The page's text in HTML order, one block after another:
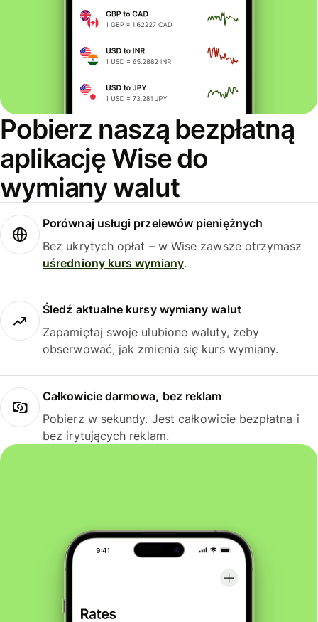
Pobierz naszą bezpłatną
aplikację Wise do
wymiany walut
Porównaj usługi przelewów pieniężnych
Bez ukrytych opłat – w Wise zawsze otrzymasz
uśredniony kurs wymiany.
Śledź aktualne kursy wymiany walut
Zapamiętaj swoje ulubione waluty, żeby
obserwować, jak zmienia się kurs wymiany.
Całkowicie darmowa, bez reklam
Pobierz w sekundy. Jest całkowicie bezpłatna i
bez irytujących reklam.